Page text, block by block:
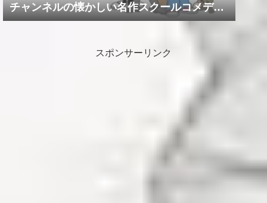
チャンネルの懐かしい名作スクールコメデ
ィ！！
スポンサーリンク